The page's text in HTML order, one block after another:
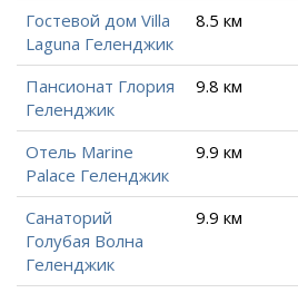
Гостевой дом Villa
Laguna Геленджик
8.5 км
Пансионат Глория
Геленджик
9.8 км
Отель Marine
Palace Геленджик
9.9 км
Санаторий
Голубая Волна
Геленджик
9.9 км